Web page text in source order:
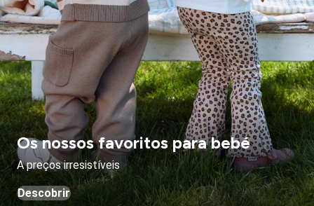
Os nossos favoritos para bebé
A preços irresistíveis
Descobrir